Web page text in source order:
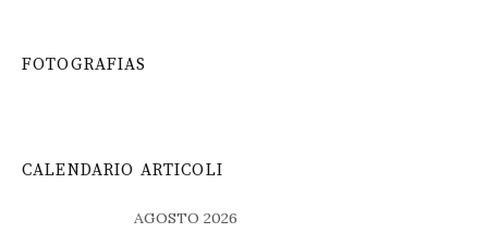
FOTOGRAFIAS
CALENDARIO ARTICOLI
AGOSTO 2026